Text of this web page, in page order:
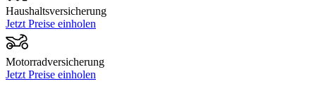
Haushaltsversicherung
Jetzt Preise einholen
Motorradversicherung
Jetzt Preise einholen